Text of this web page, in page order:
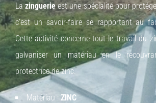
Lazinguerieest une spécialité pour
c’est un savoir-faire se rapportant au
Cette activité concerne tout le travail du
galvaniser un matériau en le
protectrice de zinc.
Matériau : ZINC